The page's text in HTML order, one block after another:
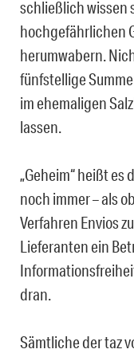
schließlich wissen
hochgefährlichen
herumwabern.
fünfstellige
im ehemaligen
lassen.
„Geheim“ heißt es
noch immer – als
Verfahren Envios
Lieferanten ein
dran.
Sämtliche der taz